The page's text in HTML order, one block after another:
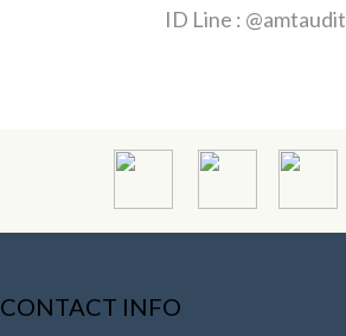
ID Line : @amtaudit
CONTACT INFO